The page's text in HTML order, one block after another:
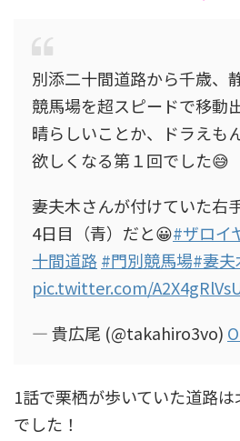
別添二十間道路から千歳、
競馬場を超スピードで移動
晴らしいことか、ドラえも
欲しくなる第１回でした😅
妻夫木さんが付けていた右
4日目（青）だと😀#ザロイ
十間道路#門別競馬場#妻夫
pic.twitter.com/
— 貴広尾 (@takahiro3vo)
1話で栗栖が歩いていた道路は
でした！